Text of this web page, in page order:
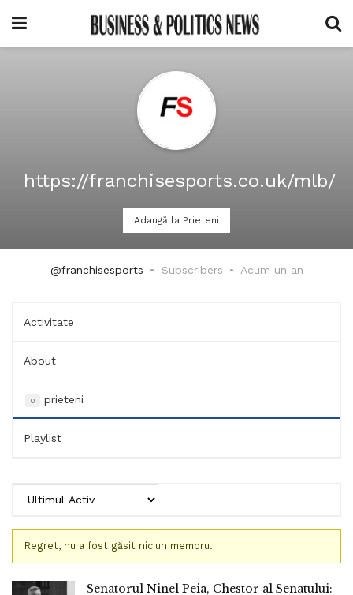
https://franchisesports.co.uk/mlb/
Adaugă la Prieteni
@franchisesports Subscribers Acum un an
Activitate
About
0 prieteni
Playlist
Prieteni
Regret, nu a fost găsit niciun membru.
Senatorul Ninel Peia, Chestor al Senatului: